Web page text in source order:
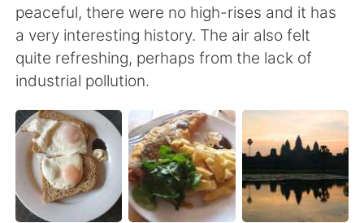
peaceful, there were no high-rises and it has
a very interesting history. The air also felt
quite refreshing, perhaps from the lack of
industrial pollution.